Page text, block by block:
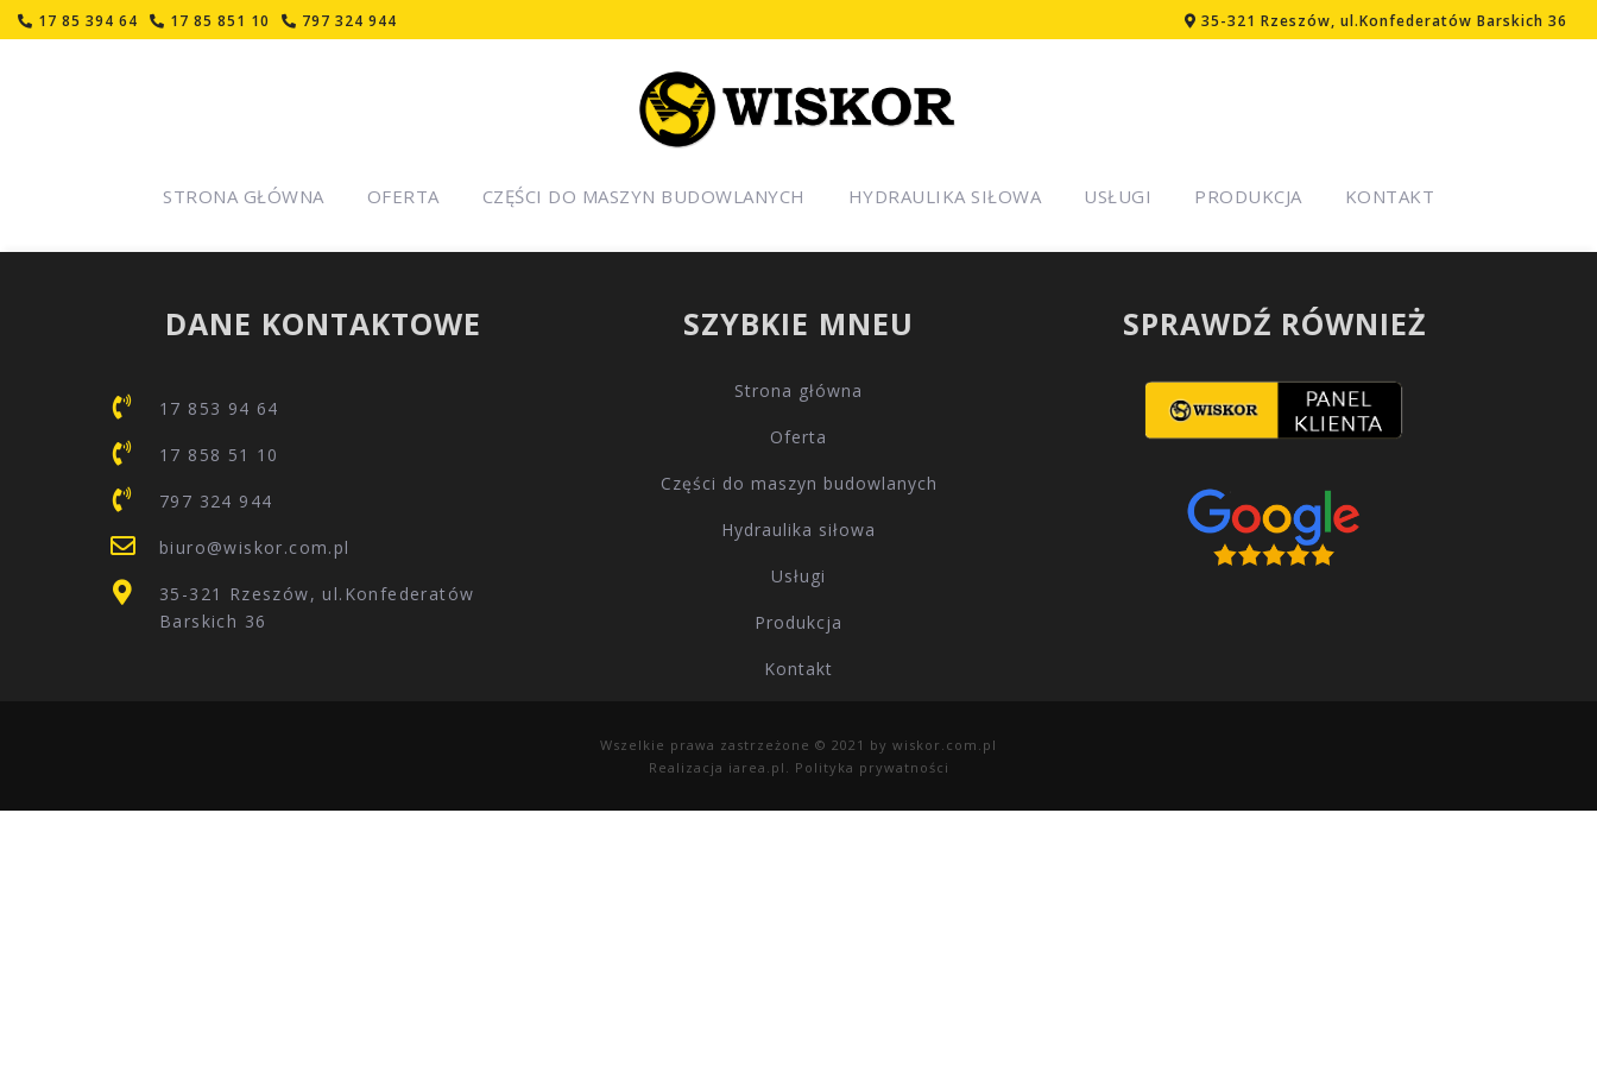
17 85 394 64 17 85 851 10 797 324 944 35-321 Rzeszów, ul.Konfederatów Barskich 36
STRONA GŁÓWNA OFERTA CZĘŚCI DO MASZYN BUDOWLANYCH HYDRAULIKA SIŁOWA USŁUGI PRODUKCJA KONTAKT
DANE KONTAKTOWE
17 853 94 64
17 858 51 10
797 324 944
biuro@wiskor.com.pl
35-321 Rzeszów, ul.Konfederatów
Barskich 36
SZYBKIE MNEU
Strona główna
Oferta
Części do maszyn budowlanych
Hydraulika siłowa
Usługi
Produkcja
Kontakt
SPRAWDŹ RÓWNIEŻ
Wszelkie prawa zastrzeżone © 2021 by wiskor.com.pl
Realizacja iarea.pl . Polityka prywatności